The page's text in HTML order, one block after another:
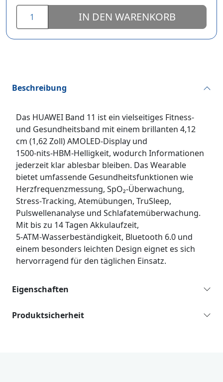
IN DEN WARENKORB
Beschreibung
Das HUAWEI Band 11 ist ein vielseitiges Fitness‑
und Gesundheitsband mit einem brillanten 4,12
cm (1,62 Zoll) AMOLED‑Display und
1500‑nits‑HBM‑Helligkeit, wodurch Informationen
jederzeit klar ablesbar bleiben. Das Wearable
bietet umfassende Gesundheitsfunktionen wie
Herzfrequenzmessung, SpO₂‑Überwachung,
Stress‑Tracking, Atemübungen, TruSleep,
Pulswellenanalyse und Schlafatemüberwachung.
Mit bis zu 14 Tagen Akkulaufzeit,
5‑ATM‑Wasserbeständigkeit, Bluetooth 6.0 und
einem besonders leichten Design eignet es sich
hervorragend für den täglichen Einsatz.
Eigenschaften
Produktsicherheit